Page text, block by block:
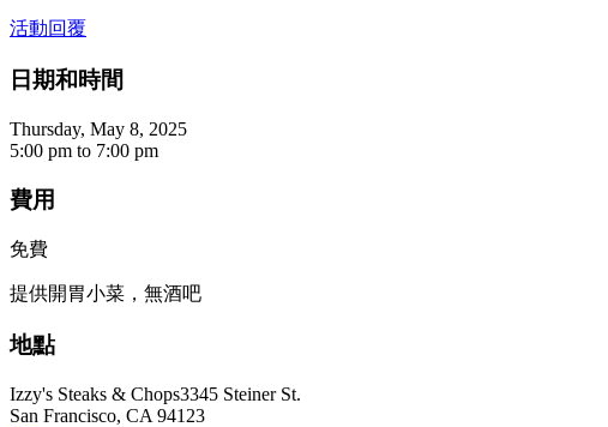
活動回覆
日期和時間
Thursday, May 8, 2025
5:00 pm to 7:00 pm
費用
免費
提供開胃小菜，無酒吧
地點
Izzy's Steaks & Chops3345 Steiner St.
San Francisco, CA 94123